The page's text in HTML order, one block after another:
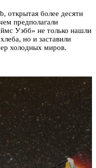
открытая более десяти
предполагали
Уэбб» не только нашли
но и заставили
холодных миров.